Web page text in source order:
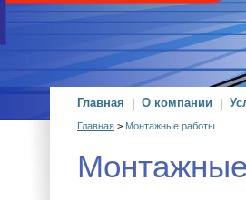
Главная О компании
Главная > Монтажные работы